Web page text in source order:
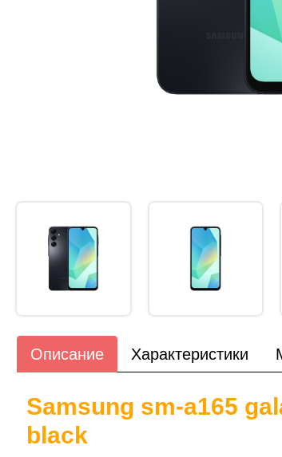
Описание Характеристики
Samsung sm-a165
black